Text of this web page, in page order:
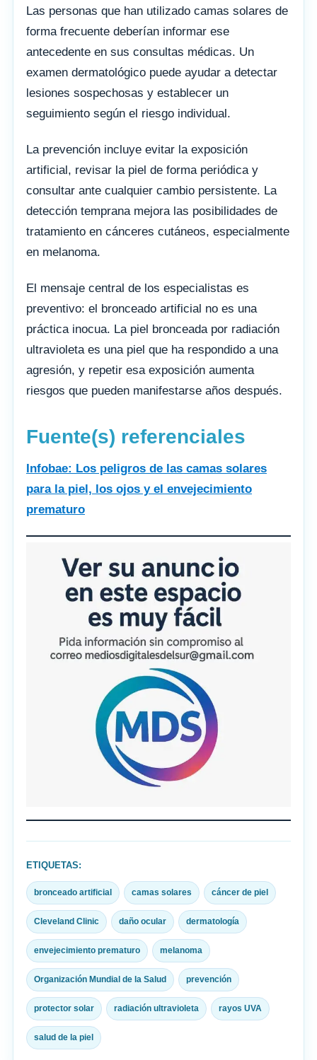
Las personas que han utilizado camas solares de
forma frecuente deberían informar ese
antecedente en sus consultas médicas. Un
examen dermatológico puede ayudar a detectar
lesiones sospechosas y establecer un
seguimiento según el riesgo individual.
La prevención incluye evitar la exposición
artificial, revisar la piel de forma periódica y
consultar ante cualquier cambio persistente. La
detección temprana mejora las posibilidades de
tratamiento en cánceres cutáneos, especialmente
en melanoma.
El mensaje central de los especialistas es
preventivo: el bronceado artificial no es una
práctica inocua. La piel bronceada por radiación
ultravioleta es una piel que ha respondido a una
agresión, y repetir esa exposición aumenta
riesgos que pueden manifestarse años después.
Fuente(s) referenciales
Infobae: Los peligros de las camas solares
para la piel, los ojos y el envejecimiento
prematuro
ETIQUETAS:
bronceado artificial camas solares cáncer de piel
Cleveland Clinic daño ocular dermatología
envejecimiento prematuro melanoma
Organización Mundial de la Salud prevención
protector solar radiación ultravioleta rayos UVA
salud de la piel